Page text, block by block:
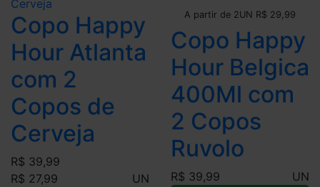
Copo Happy
Hour Atlanta
com 2
Copos de
Cerveja
R$ 39,99
R$ 27,99
UN
A partir de 2UN R$ 29,99
Copo Happy
Hour Belgica
400Ml com
2 Copos
Ruvolo
R$ 39,99 UN